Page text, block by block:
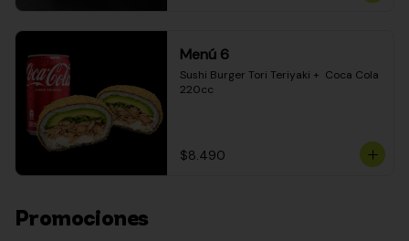
Menú 6
Sushi Burger Tori Teriyaki +  Coca Cola
220cc
$8.490
Promociones